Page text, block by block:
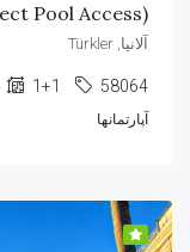
آلانیا, Türkler
58064
1+1
آپارتمانها